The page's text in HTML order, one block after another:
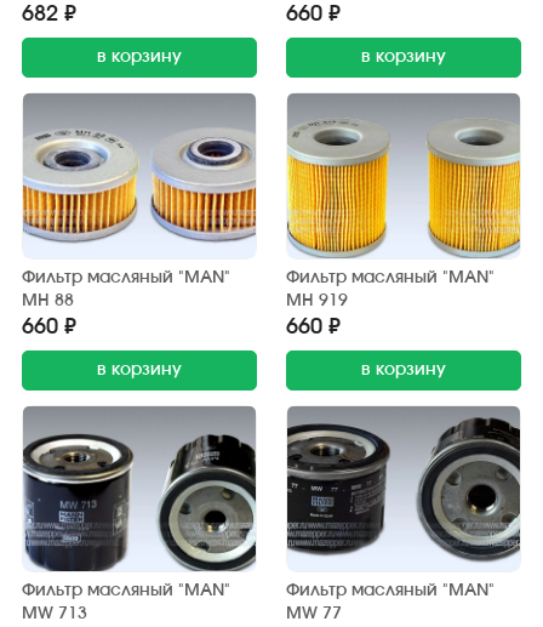
682 ₽
в корзину
660 ₽
в корзину
Фильтр масляный "MAN"
MH 88
660 ₽
в корзину
Фильтр масляный "MAN"
MH 919
660 ₽
в корзину
Фильтр масляный "MAN"
MW 713
Фильтр масляный "MAN"
MW 77